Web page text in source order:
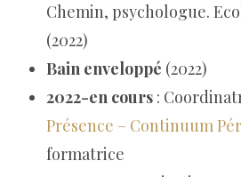
Chemin, psychologue.
(2022)
Bain enveloppé (2022)
2022-en cours :
Présence – Continuum
formatrice